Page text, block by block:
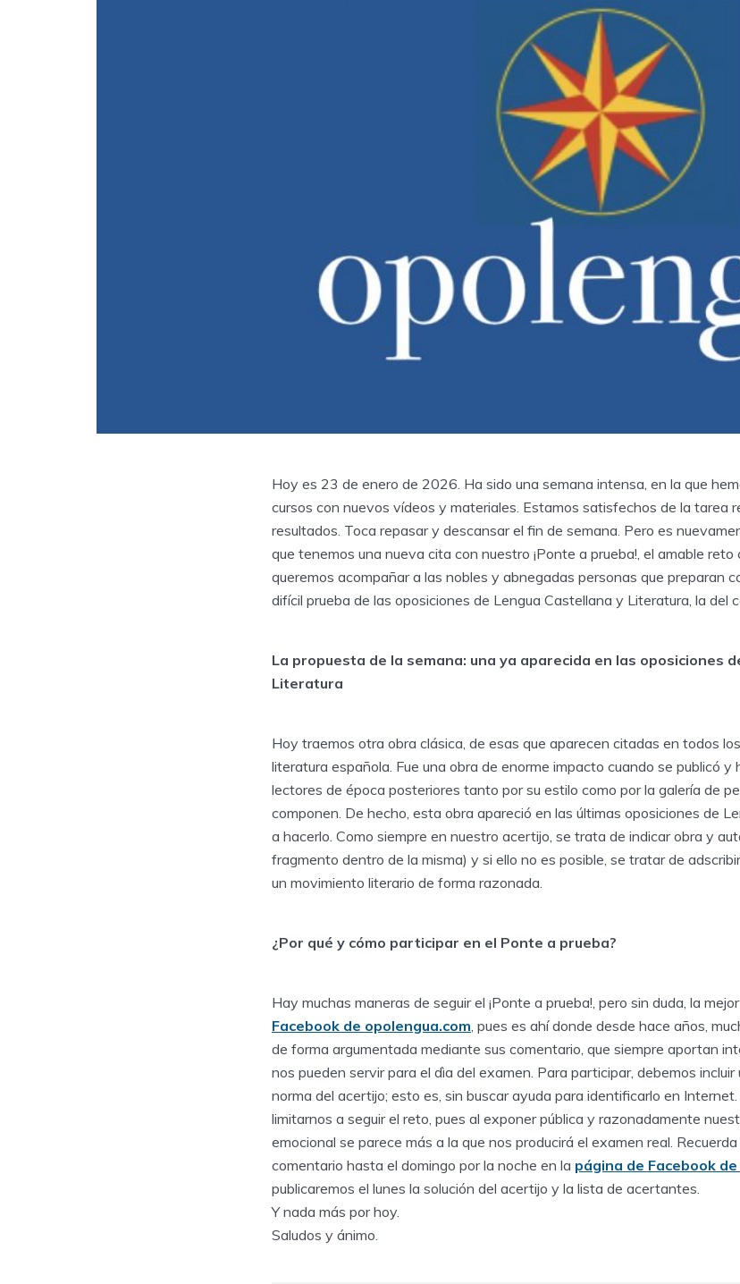
Hoy es 23 de enero de 2026. Ha sido una semana intensa, en la que
cursos con nuevos vídeos y materiales. Estamos satisfechos de la tarea
resultados. Toca repasar y descansar el fin de semana. Pero es
que tenemos una nueva cita con nuestro ¡Ponte a prueba!, el amable
queremos acompañar a las nobles y abnegadas personas que preparan
difícil prueba de las oposiciones de Lengua Castellana y Literatura, la del
La propuesta de la semana: una ya aparecida en las oposiciones
Literatura
Hoy traemos otra obra clásica, de esas que aparecen citadas en todos
literatura española. Fue una obra de enorme impacto cuando se publicó y
lectores de época posteriores tanto por su estilo como por la galería de
componen. De hecho, esta obra apareció en las últimas oposiciones de
a hacerlo. Como siempre en nuestro acertijo, se trata de indicar obra y
fragmento dentro de la misma) y si ello no es posible, se tratar de
un movimiento literario de forma razonada.
¿Por qué y cómo participar en el Ponte a prueba?
Hay muchas maneras de seguir el ¡Ponte a prueba!, pero sin duda, la
Facebook de opolengua.com , pues es ahí donde desde hace años,
de forma argumentada mediante sus comentario, que siempre aportan
nos pueden servir para el dìa del examen. Para participar, debemos
norma del acertijo; esto es, sin buscar ayuda para identificarlo en
limitarnos a seguir el reto, pues al exponer pública y razonadamente
emocional se parece más a la que nos producirá el examen real.
comentario hasta el domingo por la noche en la página de Facebook
publicaremos el lunes la solución del acertijo y la lista de acertantes.
Y nada más por hoy.
Saludos y ánimo.